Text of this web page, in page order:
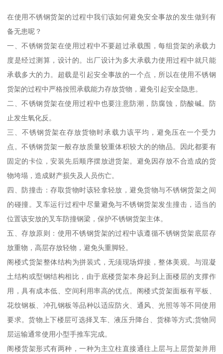
在使用不锈钢货架的过程中我们该如何避免安全事故的发生做到有
备无患呢？
一、不锈钢货架在使用过程中不要超过承载围，每组货架的承载力
度是经过测算，设计的。出厂设计为多大承载力使用过程中就只能
承载多大的力。超载是引起安全事故的一个点，所以在使用不锈钢
货架的过程中严格按照承载能力存放货物，避免引起安全隐患。
二、不锈钢货架在使用过程中也要注意防潮，防腐蚀，防酸碱。防
止发生氧化反。
三、不锈钢货架在存放货物时承载力该平均，避免压在一个受力
点。不锈钢货架一般存放质量较重体积较大的的物品。因此都要有
固定的卡位，安装先后顺序摆放进货架。避免因存放不合造成的货
物垮塌，造成财产损失及人员伤亡。
四、防撞击：存取货物时该轻拿轻放，避免货物与不锈钢货架之间
的碰撞。叉车运行过程中尽量避免与不锈钢货架发生撞击，适当的
位置该安放的叉车防撞钢梁，保护不锈钢货架主体。
五、存放原则：使用不锈钢货架的过程中该遵循不锈钢货架底层存
放重物，高层存放轻物，避免头重脚轻。
阁楼式货架整体结构为拼装式，无须现场焊接，整体美观。与混凝
土结构或型钢结构相比，由于底楼货架本身起到上面楼层的支撑作
用，具有成本低、空间利用率高的优点。阁楼式货架面板有平板、
花纹钢板、冲孔钢板等品种以适应防火、通风、光照等等不同使用
要求。货物上下楼层可选择叉车、液压升降台、货梯等方式;货物同
层运输通常使用小型手推车完成。
阁楼货架形式有两种，一种为主立柱直接通往上层与上层货架并用